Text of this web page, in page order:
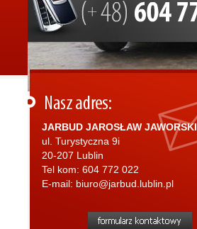
JARBUD JAROSŁAW JAWORSKI
ul. Turystyczna 9i
20-207 Lublin
Tel kom: 604 772 022
E-mail: biuro@jarbud.lublin.pl